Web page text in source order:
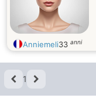
Anniemeli33 anni
1